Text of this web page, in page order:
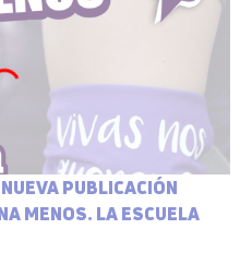
PUBLICACIÓN
MENOS. LA ESCUELA